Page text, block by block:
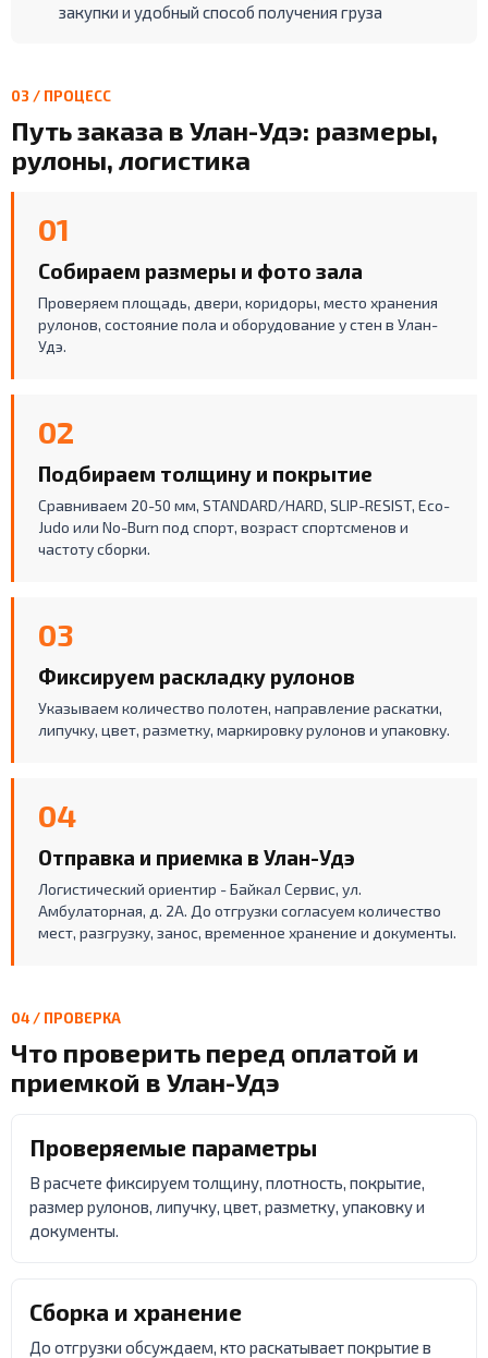
закупки и удобный способ получения груза
03 / ПРОЦЕСС
Путь заказа в Улан-Удэ: размеры,
рулоны, логистика
01
Собираем размеры и фото зала
Проверяем площадь, двери, коридоры, место хранения
рулонов, состояние пола и оборудование у стен в Улан-
Удэ.
02
Подбираем толщину и покрытие
Сравниваем 20-50 мм, STANDARD/HARD, SLIP-RESIST, Eco-
Judo или No-Burn под спорт, возраст спортсменов и
частоту сборки.
03
Фиксируем раскладку рулонов
Указываем количество полотен, направление раскатки,
липучку, цвет, разметку, маркировку рулонов и упаковку.
04
Отправка и приемка в Улан-Удэ
Логистический ориентир - Байкал Сервис, ул.
Амбулаторная, д. 2А. До отгрузки согласуем количество
мест, разгрузку, занос, временное хранение и документы.
04 / ПРОВЕРКА
Что проверить перед оплатой и
приемкой в Улан-Удэ
Проверяемые параметры
В расчете фиксируем толщину, плотность, покрытие,
размер рулонов, липучку, цвет, разметку, упаковку и
документы.
Сборка и хранение
До отгрузки обсуждаем, кто раскатывает покрытие в